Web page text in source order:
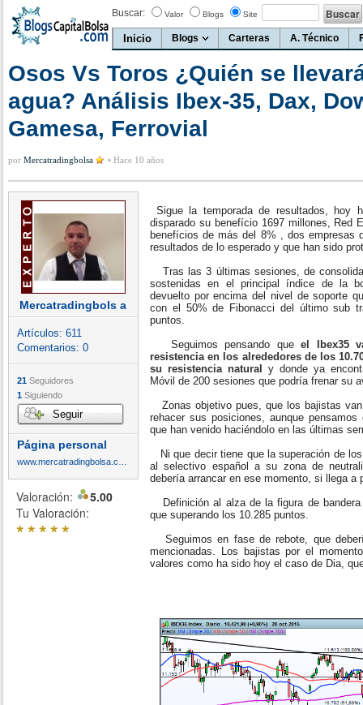
Buscar: Valor Blogs Site
Inicio Blogs Carteras A. Técnico
Osos Vs Toros ¿Quién se
agua? Análisis Ibex-35, Dax,
Gamesa, Ferrovial
por Mercatradingbolsa • Hace 10 años
Mercatradingbols a
Artículos: 611
Comentarios: 0
21 Seguidores
1 Siguiendo
Seguir
Página personal
Valoración:
5.00
Tu Valoración:
*****
Sigue la temporada de resultados, hoy
disparado su benefício 1697 millones, Red
benefícios de más del 8% , dos empresas
resultados de lo esperado y que han sido
Tras las 3 últimas sesiones, de
sostenidas en el principal índice de la
devuelto por encima del nivel de soporte
con el 50% de Fibonacci del último sub
puntos.
Seguimos pensando queel Ibex35
resistencia en los alrededores de los
su resistencia natural
y donde ya
Móvil de 200 sesiones que podría frenar su
Zonas objetivo pues, que los bajistas
rehacer sus posiciones, aunque
que han venido haciéndolo en las últimas
Ni que decir tiene que la superación de
al selectivo español a su zona de
debería arrancar en ese momento, si llega a
Definición al alza de la figura de
que superando los 10.285 puntos.
Seguimos en fase de rebote, que
mencionadas. Los bajistas por el
valores como ha sido hoy el caso de Dia,